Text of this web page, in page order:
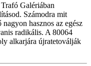
Galériában
Számodra mit
hasznos az egész
radikális. A 80064
alkarjára újratetoválják